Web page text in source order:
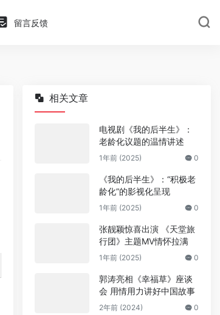
留言反馈
相关文章
电视剧《我的后半生》：
老龄化议题的温情讲述
1年前 (2025) 0
《我的后半生》：“积极老
龄化”的影视化呈现
1年前 (2025) 0
张靓颖惊喜出演 《天堂旅
行团》主题MV情怀拉满
1年前 (2025) 0
郭涛亮相《幸福草》座谈
会 用情用力讲好中国故事
2年前 (2024) 0